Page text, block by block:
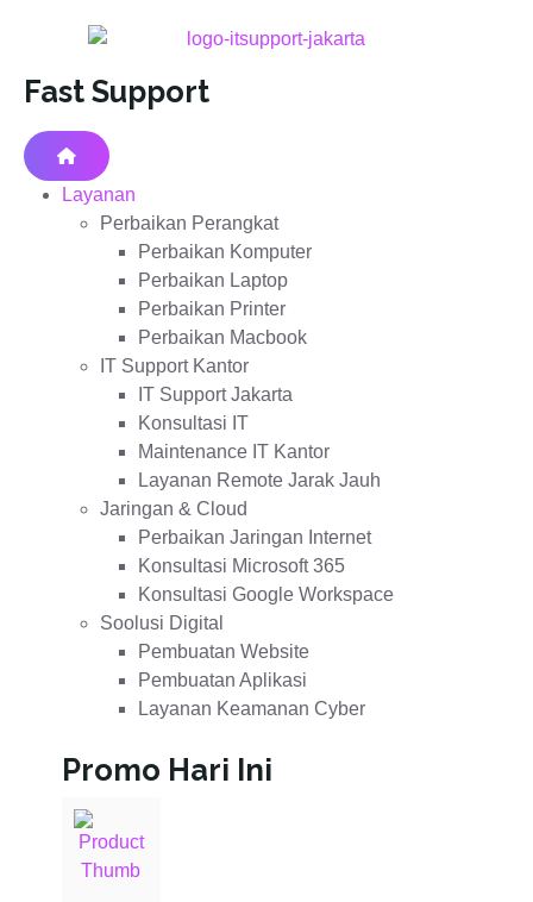
Fast Support
Layanan
Perbaikan Perangkat
Perbaikan Komputer
Perbaikan Laptop
Perbaikan Printer
Perbaikan Macbook
IT Support Kantor
IT Support Jakarta
Konsultasi IT
Maintenance IT Kantor
Layanan Remote Jarak Jauh
Jaringan & Cloud
Perbaikan Jaringan Internet
Konsultasi Microsoft 365
Konsultasi Google Workspace
Soolusi Digital
Pembuatan Website
Pembuatan Aplikasi
Layanan Keamanan Cyber
Promo Hari Ini